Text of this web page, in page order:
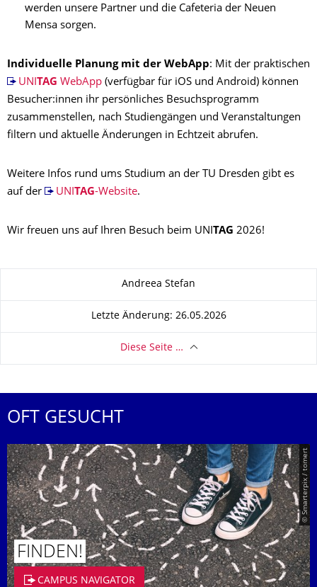
werden unsere Partner und die Cafeteria der Neuen
Mensa sorgen.
Individuelle Planung mit der WebApp: Mit der praktischen
UNI
TAG WebApp(verfügbar für iOS und Android) können
Besucher:innen ihr persönliches Besuchsprogramm
zusammenstellen, nach Studiengängen und Veranstaltungen
filtern und aktuelle Änderungen in Echtzeit abrufen.
Weitere Infos rund ums Studium an der TU Dresden gibt es
auf der
UNI TAG-Website.
Wir freuen uns auf Ihren Besuch beim UNI TAG 2026!
Andreea Stefan
Letzte Änderung: 26.05.2026
Diese Seite …
OFT GESUCHT
© Smarterpix / tomert
FINDEN!
CAMPUS NAVIGATOR